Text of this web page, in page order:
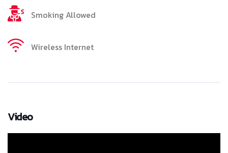
Smoking Allowed
Wireless Internet
Video